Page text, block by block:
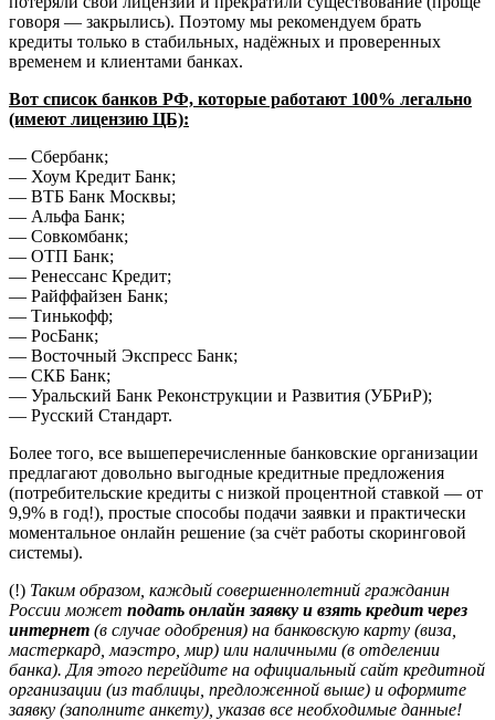
говоря — закрылись). Поэтому мы рекомендуем брать
кредиты только в стабильных, надёжных и проверенных
временем и клиентами банках.
Вот список банков РФ, которые работают 100% легально
(имеют лицензию ЦБ):
— Сбербанк;
— Хоум Кредит Банк;
— ВТБ Банк Москвы;
— Альфа Банк;
— Совкомбанк;
— ОТП Банк;
— Ренессанс Кредит;
— Райффайзен Банк;
— Тинькофф;
— РосБанк;
— Восточный Экспресс Банк;
— СКБ Банк;
— Уральский Банк Реконструкции и Развития (УБРиР);
— Русский Стандарт.
Более того, все вышеперечисленные банковские организации
предлагают довольно выгодные кредитные предложения
(потребительские кредиты с низкой процентной ставкой — от
9,9% в год!), простые способы подачи заявки и практически
моментальное онлайн решение (за счёт работы скоринговой
системы).
(!) Таким образом, каждый совершеннолетний гражданин
России может подать онлайн заявку и взять кредит через
интернет (в случае одобрения) на банковскую карту (виза,
мастеркард, маэстро, мир) или наличными (в отделении
банка). Для этого перейдите на официальный сайт кредитной
организации (из таблицы, предложенной выше) и оформите
заявку (заполните анкету), указав все необходимые данные!